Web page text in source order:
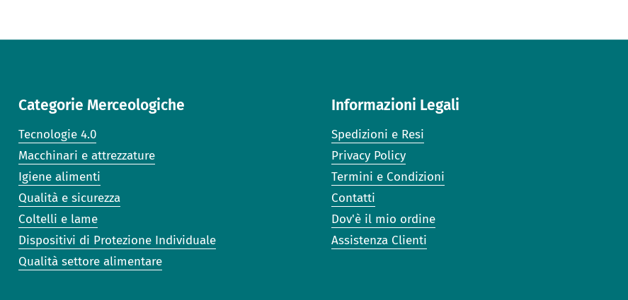
Categorie Merceologiche
Tecnologie 4.0
Macchinari e attrezzature
Igiene alimenti
Qualità e sicurezza
Coltelli e lame
Dispositivi di Protezione Individuale
Qualità settore alimentare
Informazioni Legali
Spedizioni e Resi
Privacy Policy
Termini e Condizioni
Contatti
Dov'è il mio ordine
Assistenza Clienti